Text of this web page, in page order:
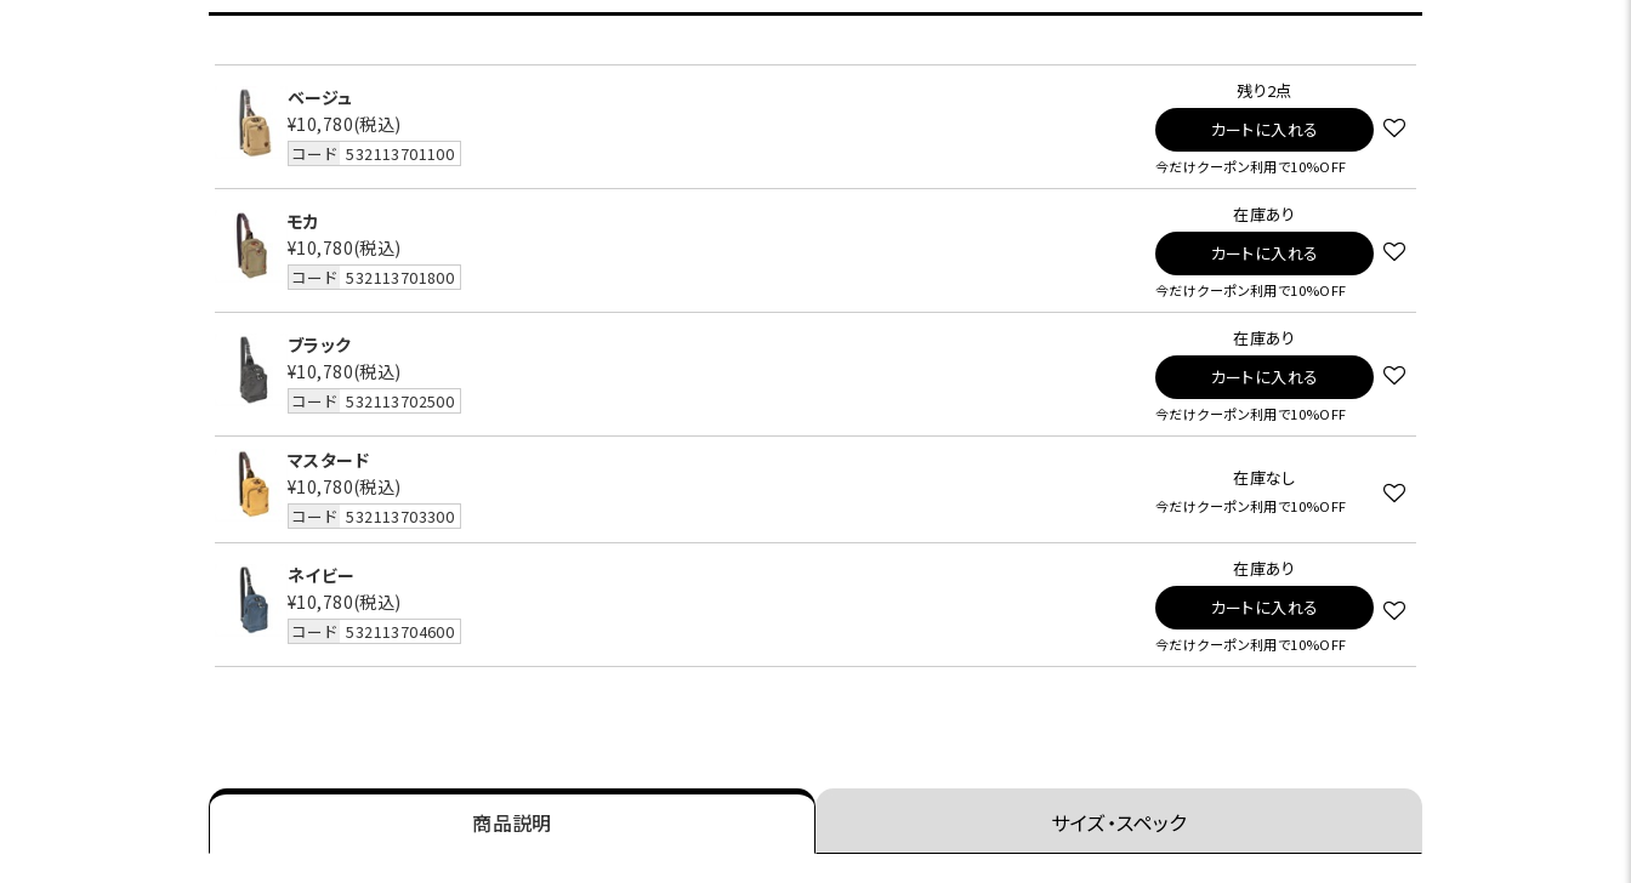
ベージュ
¥10,780(税込)
コード 532113701100
残り2点
カートに入れる
今だけクーポン利用で10%OFF
モカ
¥10,780(税込)
コード 532113701800
在庫あり
カートに入れる
今だけクーポン利用で10%OFF
ブラック
¥10,780(税込)
コード 532113702500
在庫あり
カートに入れる
今だけクーポン利用で10%OFF
マスタード
¥10,780(税込)
コード 532113703300
在庫なし
今だけクーポン利用で10%OFF
ネイビー
¥10,780(税込)
コード 532113704600
在庫あり
カートに入れる
今だけクーポン利用で10%OFF
商品説明 サイズ・スペック